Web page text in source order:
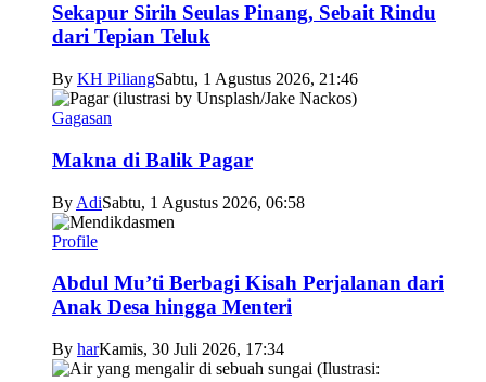
Sekapur Sirih Seulas Pinang, Sebait Rindu
dari Tepian Teluk
By KH PiliangSabtu, 1 Agustus 2026, 21:46
Gagasan
Makna di Balik Pagar
By AdiSabtu, 1 Agustus 2026, 06:58
Profile
Abdul Mu’ti Berbagi Kisah Perjalanan dari
Anak Desa hingga Menteri
By harKamis, 30 Juli 2026, 17:34